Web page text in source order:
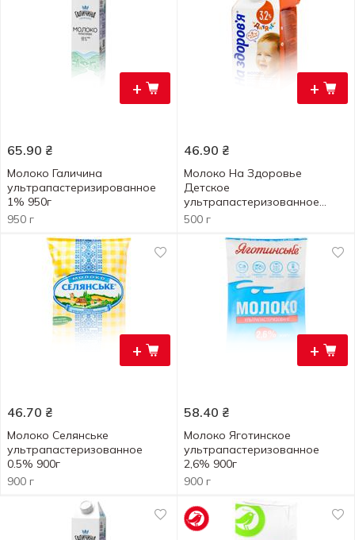
+
65.90 ₴
Молоко Галичина
ультрапастеризированное
1% 950г
950 г
+
46.90 ₴
Молоко На Здоровье
Детское
ультрапастеризованное
3,2% 500г
500 г
+
46.70 ₴
Молоко Селянське
ультрапастеризованное
0.5% 900г
900 г
+
58.40 ₴
Молоко Яготинское
ультрапастеризованное
2,6% 900г
900 г